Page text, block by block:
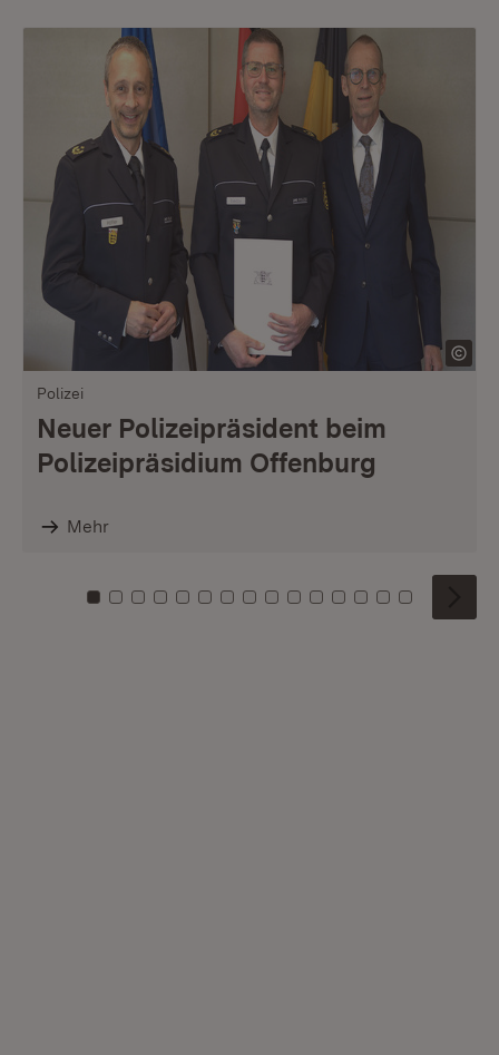
Polizei
Neuer Polizeipräsident beim
Polizeipräsidium Offenburg
Mehr
Zu Kachel: 0
Zu Kachel: 1
Zu Kachel: 2
Zu Kachel: 3
Zu Kachel: 4
Zu Kachel: 5
Zu Kachel: 6
Zu Kachel: 7
Zu Kachel: 8
Zu Kachel: 9
Zu Kachel: 10
Zu Kachel: 11
Zu Kachel: 12
Zu Kachel:
Zu